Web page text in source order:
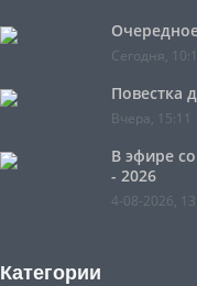
Сегодня,
Повестка
Вчера, 15:11
В эфире
- 2026
4-08-2026,
Категории